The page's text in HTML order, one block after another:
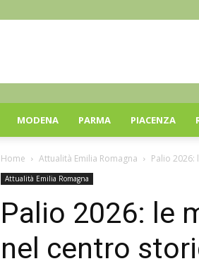
MODENA PARMA PIACENZA
Home Attualità Emilia Romagna Palio
Attualità Emilia Romagna
Palio 2026: le
nel centro